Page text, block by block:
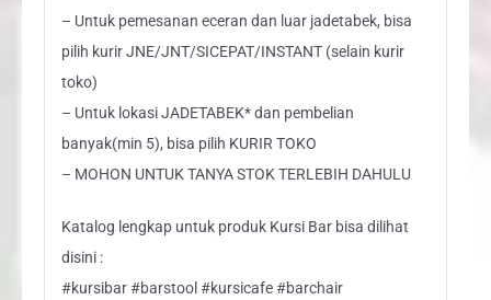
– Untuk pemesanan eceran dan luar jadetabek, bisa
pilih kurir JNE/JNT/SICEPAT/INSTANT (selain kurir
toko)
– Untuk lokasi JADETABEK* dan pembelian
banyak(min 5), bisa pilih KURIR TOKO
– MOHON UNTUK TANYA STOK TERLEBIH DAHULU
Katalog lengkap untuk produk Kursi Bar bisa dilihat
disini :
#kursibar #barstool #kursicafe #barchair